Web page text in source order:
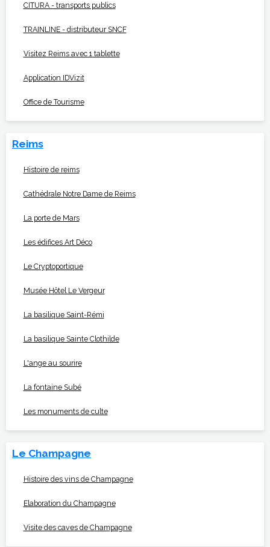
CITURA - transports publics
TRAINLINE - distributeur SNCF
Visitez Reims avec 1 tablette
Application IDVizit
Office de Tourisme
Reims
Histoire de reims
Cathédrale Notre Dame de Reims
La porte de Mars
Les édifices Art Déco
Le Cryptoportique
Musée Hôtel Le Vergeur
La basilique Saint-Rémi
La basilique Sainte Clothilde
L'ange au sourire
La fontaine Subé
Les monuments de culte
Le Champagne
Histoire des vins de Champagne
Elaboration du Champagne
Visite des caves de Champagne